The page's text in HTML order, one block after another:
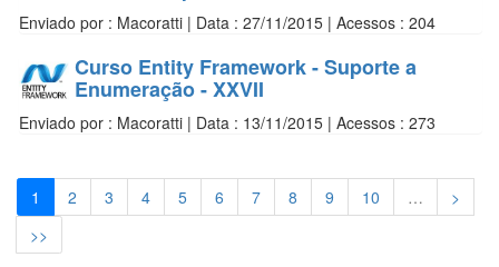
Enviado por : Macoratti | Data : 27/11/2015 | Acessos : 204
Curso Entity Framework - Suporte a
Enumeração - XXVII
Enviado por : Macoratti | Data : 13/11/2015 | Acessos : 273
1 2 3 4 5 6 7 8 9 10 …
>
>>